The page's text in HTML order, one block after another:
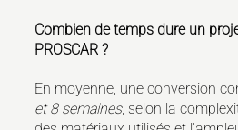
Combien de temps dure un
PROSCAR ?
En moyenne, une conversion
et 8 semaines, selon la